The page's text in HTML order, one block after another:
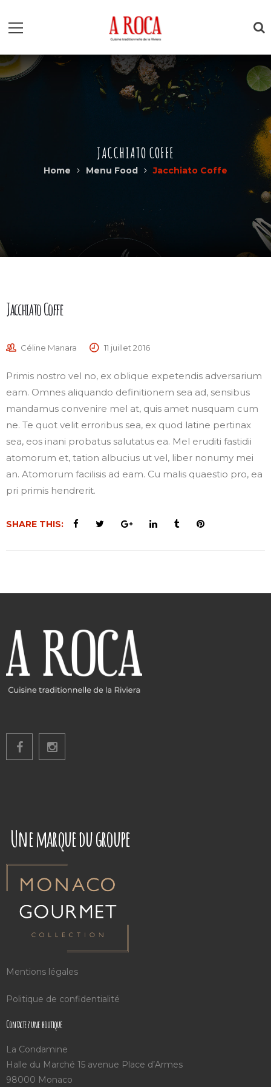
JACCHIATO COFFE
Home Menu Food Jacchiato Coffe
Jacchiato Coffe
Céline Manara 11 juillet 2016
Primis nostro vel no, ex oblique expetendis adversarium
eam. Omnes aliquando definitionem sea ad, sensibus
mandamus convenire mel at, quis amet nusquam cum
ne. Te quot velit erroribus sea, ex quod latine pertinax
sea, eos inani probatus salutatus ea. Mel eruditi fastidii
atomorum et, tation albucius ut vel, liber nonumy mei
an. Atomorum facilisis ad eam. Cu malis quaestio pro, ea
pri primis hendrerit.
SHARE THIS:
Une marque du groupe
Mentions légales
Politique de confidentialité
Contactez une boutique
La Condamine
Halle du Marché 15 avenue Place d’Armes
98000 Monaco